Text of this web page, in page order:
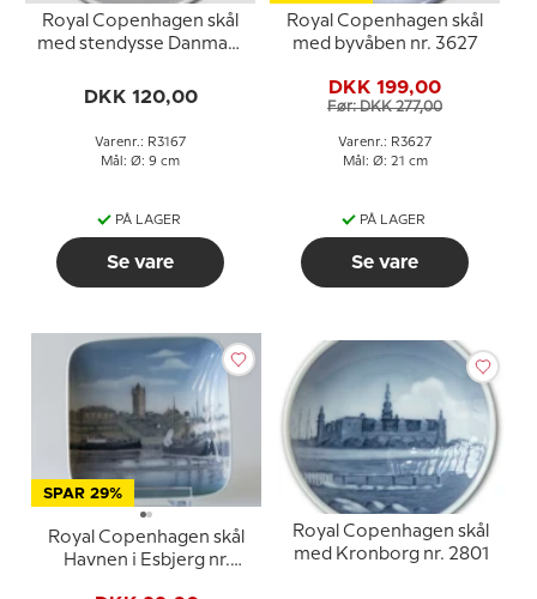
Royal Copenhagen skål
med stendysse Danmark
DKK 120,00
Varenr.: R3167
Mål: Ø: 9 cm
PÅ LAGER
Se vare
Royal Copenhagen skål
med byvåben nr. 3627
DKK 199,00
Før: DKK 277,00
Varenr.: R3627
Mål: Ø: 21 cm
PÅ LAGER
Se vare
SPAR 29%
Royal Copenhagen skål
Havnen i Esbjerg nr.
Royal Copenhagen skål
med Kronborg nr. 2801